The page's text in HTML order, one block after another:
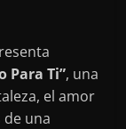
Para Ti”, una
el amor
de una